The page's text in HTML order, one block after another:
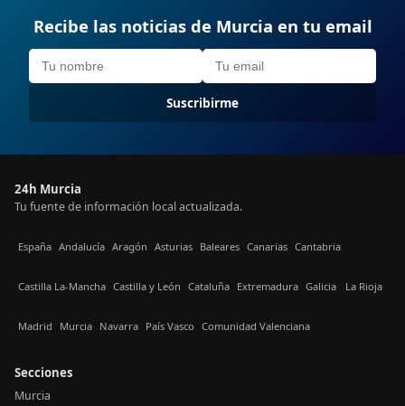
Recibe las noticias de Murcia en tu email
Suscribirme
24h Murcia
Tu fuente de información local actualizada.
España Andalucía Aragón Asturias Baleares Canarias Cantabria
Castilla La-Mancha Castilla y León Cataluña Extremadura Galicia La Rioja
Madrid Murcia Navarra País Vasco Comunidad Valenciana
Secciones
Murcia